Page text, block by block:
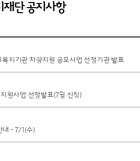
재단 공지사항
복지기관 차량지원 공모사업 선정기관 발표
원사업 선정발표(7월 신청)
내 - 7/1(수)